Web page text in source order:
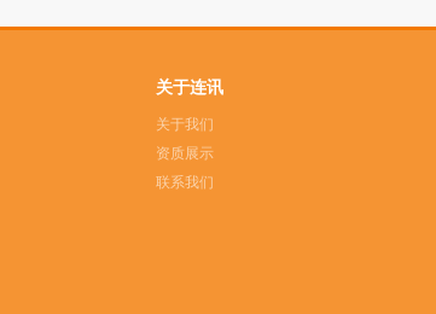
关于连讯
关于我们
资质展示
联系我们